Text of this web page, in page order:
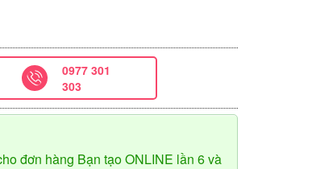
0977 301
303
đơn hàng Bạn tạo ONLINE lần 6 và